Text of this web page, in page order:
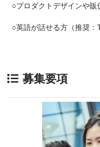
○プロダクトデザインや
○英語が話せる方（推奨：
募集要項